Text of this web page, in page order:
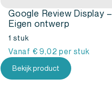
Google Review Display –
Eigen ontwerp
1 stuk
Vanaf € 9,02per stuk
Bekijk product